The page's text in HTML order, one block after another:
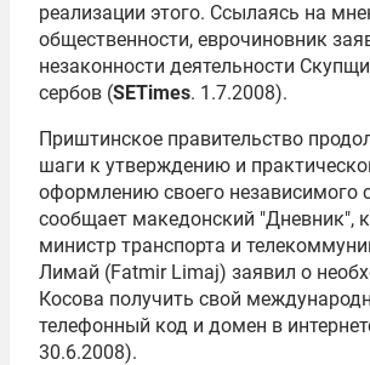
реализации этого. Ссылаясь на
общественности, еврочиновник
незаконности деятельности
сербов (SETimes. 1.7.2008).
Приштинское правительство
шаги к утверждению и
оформлению своего независимого
сообщает македонский "Дневник",
министр транспорта и
Лимай (Fatmir Limaj) заявил о
Косова получить свой
телефонный код и домен в
30.6.2008).